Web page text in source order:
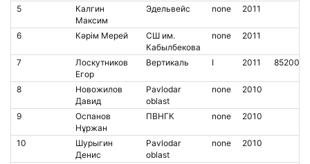
5
Калгин
Максим
Эдельвейс none 2011
6 Кәрiм Мерей
СШ им.
Кабылбекова
none 2011
7
Лоскутников
Егор
Вертикаль I 2011 8520049
8
Новожилов
Давид
Pavlodar
oblast
none 2010
9
Оспанов
Нұржан
ПВНГК none 2010
10
Шурыгин
Денис
Pavlodar
oblast
none 2010